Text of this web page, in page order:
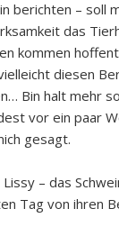
berichten – soll
das
kommen
diesen
Bin halt mehr
vor ein paar
gesagt.
Lissy – das
Tag von ihren